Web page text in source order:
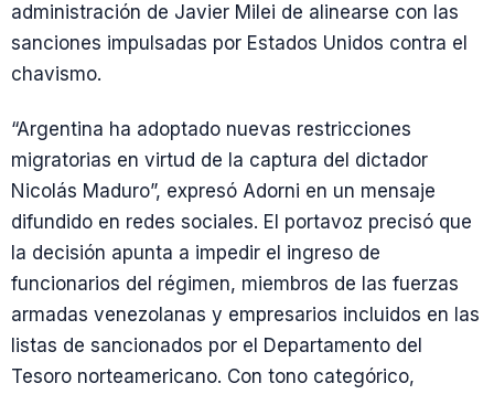
administración de Javier Milei de alinearse con las
sanciones impulsadas por Estados Unidos contra el
chavismo.
“Argentina ha adoptado nuevas restricciones
migratorias en virtud de la captura del dictador
Nicolás Maduro”, expresó Adorni en un mensaje
difundido en redes sociales. El portavoz precisó que
la decisión apunta a impedir el ingreso de
funcionarios del régimen, miembros de las fuerzas
armadas venezolanas y empresarios incluidos en las
listas de sancionados por el Departamento del
Tesoro norteamericano. Con tono categórico,